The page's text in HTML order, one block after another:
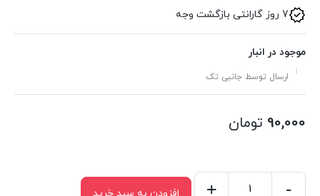
7 روز گارانتی بازگشت وجه
موجود در انبار
ارسال توسط جانبی تک
90,000 تومان
-
+